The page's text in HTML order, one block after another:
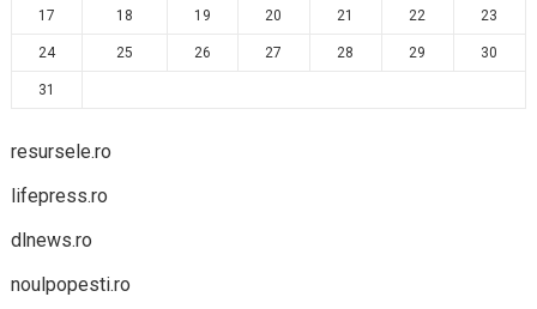
17 18 19 20 21 22 23
24 25 26 27 28 29 30
31
resursele.ro
lifepress.ro
dlnews.ro
noulpopesti.ro